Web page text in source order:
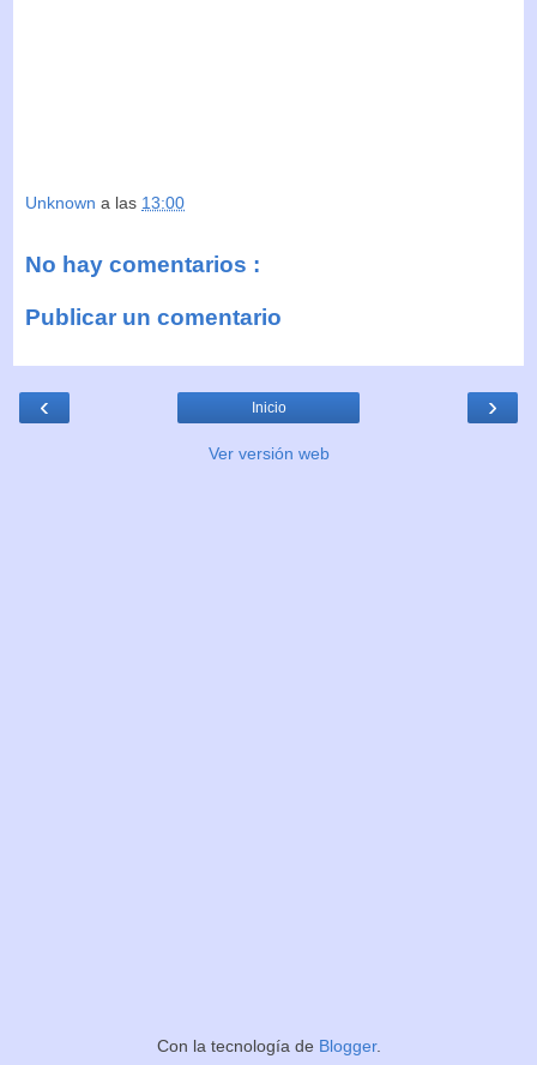
Unknown a las 13:00
No hay comentarios :
Publicar un comentario
‹ ›
Inicio
Ver versión web
Con la tecnología de Blogger.